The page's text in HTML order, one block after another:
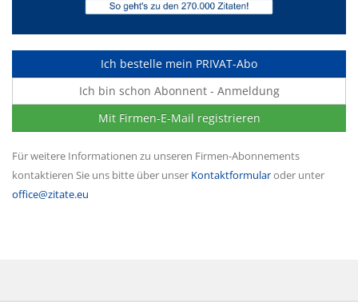
Ich bestelle mein PRIVAT-Abo
Ich bin schon Abonnent - Anmeldung
Mit Firmen-E-Mail registrieren
Für weitere Informationen zu unseren Firmen-Abonnements
kontaktieren Sie uns bitte über unser Kontaktformularoder unter
office@zitate.eu